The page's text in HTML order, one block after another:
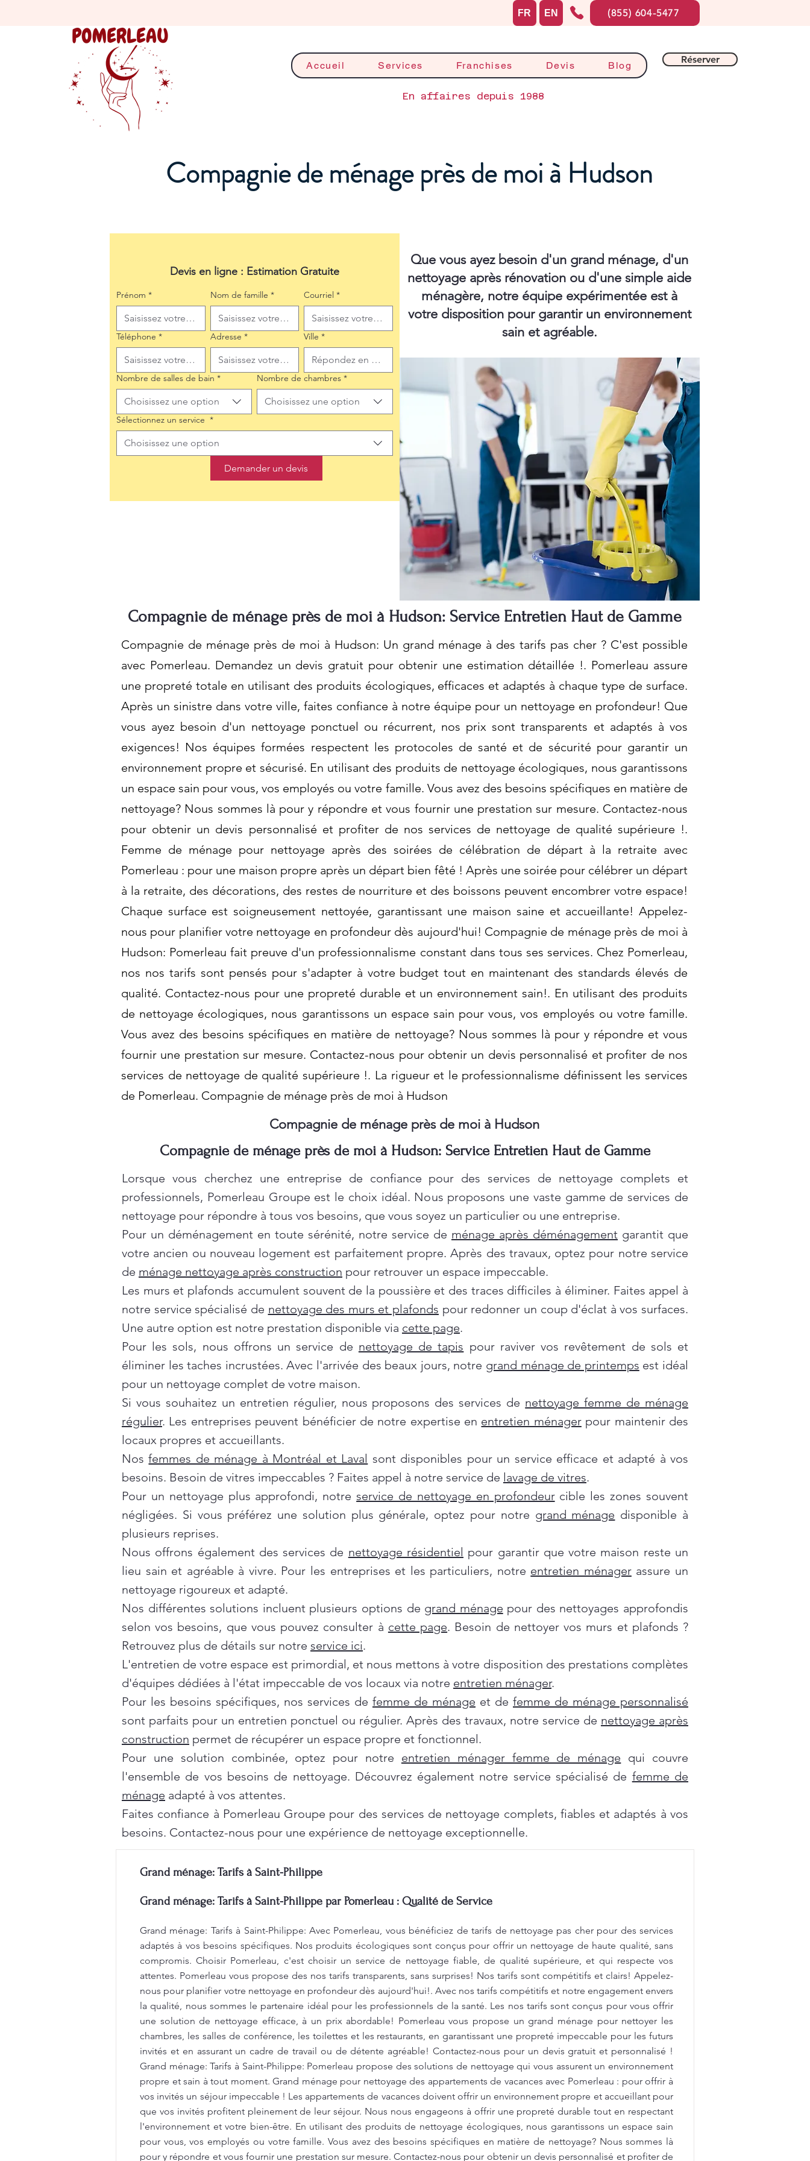
Accueil Services Franchises Devis Blog
Réserver
En affaires depuis 1988
FR EN (855) 604-5477
Compagnie de ménage près de moi à Hudson
Devis en ligne : Estimation Gratuite
Prénom * Nom de famille * Courriel *
Téléphone * Adresse * Ville *
Nombre de salles de bain *
Choisissez une option
Nombre de chambres *
Choisissez une option
Sélectionnez un service *
Choisissez une option
Demander un devis
Que vous ayez besoin d'un grand ménage, d'un
nettoyage après rénovation ou d'une simple aide
ménagère, notre équipe expérimentée est à
votre disposition pour garantir un environnement
sain et agréable.
Compagnie de ménage près de moi à Hudson: Service Entretien Haut de Gamme
Compagnie de ménage près de moi à Hudson: Un grand ménage à des tarifs pas cher ? C'est possible
avec Pomerleau. Demandez un devis gratuit pour obtenir une estimation détaillée !. Pomerleau assure
une propreté totale en utilisant des produits écologiques, efficaces et adaptés à chaque type de surface.
Après un sinistre dans votre ville, faites confiance à notre équipe pour un nettoyage en profondeur! Que
vous ayez besoin d'un nettoyage ponctuel ou récurrent, nos prix sont transparents et adaptés à vos
exigences! Nos équipes formées respectent les protocoles de santé et de sécurité pour garantir un
environnement propre et sécurisé. En utilisant des produits de nettoyage écologiques, nous garantissons
un espace sain pour vous, vos employés ou votre famille. Vous avez des besoins spécifiques en matière de
nettoyage? Nous sommes là pour y répondre et vous fournir une prestation sur mesure. Contactez-nous
pour obtenir un devis personnalisé et profiter de nos services de nettoyage de qualité supérieure !.
Femme de ménage pour nettoyage après des soirées de célébration de départ à la retraite avec
Pomerleau : pour une maison propre après un départ bien fêté ! Après une soirée pour célébrer un départ
à la retraite, des décorations, des restes de nourriture et des boissons peuvent encombrer votre espace!
Chaque surface est soigneusement nettoyée, garantissant une maison saine et accueillante! Appelez-
nous pour planifier votre nettoyage en profondeur dès aujourd'hui! Compagnie de ménage près de moi à
Hudson: Pomerleau fait preuve d'un professionnalisme constant dans tous ses services. Chez Pomerleau,
nos nos tarifs sont pensés pour s'adapter à votre budget tout en maintenant des standards élevés de
qualité. Contactez-nous pour une propreté durable et un environnement sain!. En utilisant des produits
de nettoyage écologiques, nous garantissons un espace sain pour vous, vos employés ou votre famille.
Vous avez des besoins spécifiques en matière de nettoyage? Nous sommes là pour y répondre et vous
fournir une prestation sur mesure. Contactez-nous pour obtenir un devis personnalisé et profiter de nos
services de nettoyage de qualité supérieure !. La rigueur et le professionnalisme définissent les services
de Pomerleau. Compagnie de ménage près de moi à Hudson
Compagnie de ménage près de moi à Hudson
Compagnie de ménage près de moi à Hudson: Service Entretien Haut de Gamme
Lorsque vous cherchez une entreprise de confiance pour des services de nettoyage complets et
professionnels, Pomerleau Groupe est le choix idéal. Nous proposons une vaste gamme de services de
nettoyage pour répondre à tous vos besoins, que vous soyez un particulier ou une entreprise.
Pour un déménagement en toute sérénité, notre service de ménage après déménagement garantit que
votre ancien ou nouveau logement est parfaitement propre. Après des travaux, optez pour notre service
de ménage nettoyage après construction pour retrouver un espace impeccable.
Les murs et plafonds accumulent souvent de la poussière et des traces difficiles à éliminer. Faites appel à
notre service spécialisé de nettoyage des murs et plafonds pour redonner un coup d'éclat à vos surfaces.
Une autre option est notre prestation disponible via cette page.
Pour les sols, nous offrons un service de nettoyage de tapis pour raviver vos revêtement de sols et
éliminer les taches incrustées. Avec l'arrivée des beaux jours, notre grand ménage de printemps est idéal
pour un nettoyage complet de votre maison.
Si vous souhaitez un entretien régulier, nous proposons des services de nettoyage femme de ménage
régulier. Les entreprises peuvent bénéficier de notre expertise en entretien ménagerpour maintenir des
locaux propres et accueillants.
Nosfemmes de ménage à Montréal et Laval sont disponibles pour un service efficace et adapté à vos
besoins. Besoin de vitres impeccables ? Faites appel à notre service de lavage de vitres.
Pour un nettoyage plus approfondi, notreservice de nettoyage en profondeurcible les zones souvent
négligées. Si vous préférez une solution plus générale, optez pour notre grand ménage disponible à
plusieurs reprises.
Nous offrons également des services de nettoyage résidentiel pour garantir que votre maison reste un
lieu sain et agréable à vivre. Pour les entreprises et les particuliers, notre entretien ménagerassure un
nettoyage rigoureux et adapté.
Nos différentes solutions incluent plusieurs options de grand ménage pour des nettoyages approfondis
selon vos besoins, que vous pouvez consulter à cette page. Besoin de nettoyer vos murs et plafonds ?
Retrouvez plus de détails sur notre service ici.
L'entretien de votre espace est primordial, et nous mettons à votre disposition des prestations complètes
d'équipes dédiées à l'état impeccable de vos locaux via notre entretien ménager.
Pour les besoins spécifiques, nos services de femme de ménage et de femme de ménage personnalisé
sont parfaits pour un entretien ponctuel ou régulier. Après des travaux, notre service de nettoyage après
construction permet de récupérer un espace propre et fonctionnel.
Pour une solution combinée, optez pour notre entretien ménager femme de ménage qui couvre
l'ensemble de vos besoins de nettoyage. Découvrez également notre service spécialisé de femme de
ménage adapté à vos attentes.
Faites confiance à Pomerleau Groupe pour des services de nettoyage complets, fiables et adaptés à vos
besoins. Contactez-nous pour une expérience de nettoyage exceptionnelle.
Grand ménage: Tarifs à Saint-Philippe
Grand ménage: Tarifs à Saint-Philippe par Pomerleau : Qualité de Service
Grand ménage: Tarifs à Saint-Philippe: Avec Pomerleau, vous bénéficiez de tarifs de nettoyage pas cher pour des services
adaptés à vos besoins spécifiques. Nos produits écologiques sont conçus pour offrir un nettoyage de haute qualité, sans
compromis. Choisir Pomerleau, c'est choisir un service de nettoyage fiable, de qualité supérieure, et qui respecte vos
attentes. Pomerleau vous propose des nos tarifs transparents, sans surprises! Nos tarifs sont compétitifs et clairs! Appelez-
nous pour planifier votre nettoyage en profondeur dès aujourd'hui!. Avec nos tarifs compétitifs et notre engagement envers
la qualité, nous sommes le partenaire idéal pour les professionnels de la santé. Les nos tarifs sont conçus pour vous offrir
une solution de nettoyage efficace, à un prix abordable! Pomerleau vous propose un grand ménage pour nettoyer les
chambres, les salles de conférence, les toilettes et les restaurants, en garantissant une propreté impeccable pour les futurs
invités et en assurant un cadre de travail ou de détente agréable! Contactez-nous pour un devis gratuit et personnalisé !
Grand ménage: Tarifs à Saint-Philippe: Pomerleau propose des solutions de nettoyage qui vous assurent un environnement
propre et sain à tout moment. Grand ménage pour nettoyage des appartements de vacances avec Pomerleau : pour offrir à
vos invités un séjour impeccable ! Les appartements de vacances doivent offrir un environnement propre et accueillant pour
que vos invités profitent pleinement de leur séjour. Nous nous engageons à offrir une propreté durable tout en respectant
l'environnement et votre bien-être. En utilisant des produits de nettoyage écologiques, nous garantissons un espace sain
pour vous, vos employés ou votre famille. Vous avez des besoins spécifiques en matière de nettoyage? Nous sommes là
pour y répondre et vous fournir une prestation sur mesure. Contactez-nous pour obtenir un devis personnalisé et profiter de